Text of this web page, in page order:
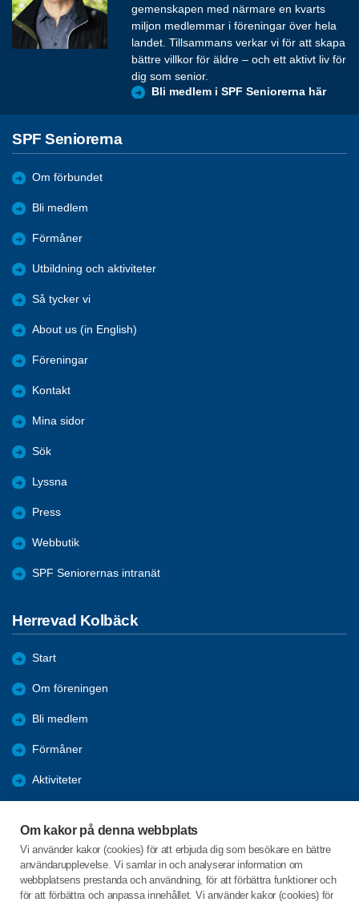
Om kakor på denna webbplats
Vi använder kakor (cookies) för att erbjuda dig som besökare en bättre
användarupplevelse. Vi samlar in och analyserar information om
webbplatsens prestanda och användning, för att förbättra funktioner och
för att förbättra och anpassa innehållet. Vi använder kakor (cookies) för
gemenskapen med närmare en kvarts
miljon medlemmar i föreningar över hela
landet. Tillsammans verkar vi för att skapa
bättre villkor för äldre – och ett aktivt liv för
dig som senior.
Bli medlem i SPF Seniorerna här
SPF Seniorerna
Om förbundet
Bli medlem
Förmåner
Utbildning och aktiviteter
Så tycker vi
About us (in English)
Föreningar
Kontakt
Mina sidor
Sök
Lyssna
Press
Webbutik
SPF Seniorernas intranät
Herrevad Kolbäck
Start
Om föreningen
Bli medlem
Förmåner
Aktiviteter
Hänt under året
Samhälls information